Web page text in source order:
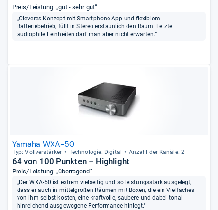
Preis/Leistung: „gut - sehr gut“
„Cleveres Konzept mit Smartphone-App und flexiblem
Batteriebetrieb, füllt in Stereo erstaunlich den Raum. Letzte
audiophile Feinheiten darf man aber nicht erwarten.“
Yamaha WXA-50
Typ: Voll­ver­stär­ker Tech­no­lo­gie: Digi­tal Anzahl der Kanäle: 2
64 von 100 Punkten – Highlight
Preis/Leistung: „überragend“
„Der WXA-50 ist extrem vielseitig und so leistungsstark ausgelegt,
dass er auch in mittelgroßen Räumen mit Boxen, die ein Vielfaches
von ihm selbst kosten, eine kraftvolle, saubere und dabei tonal
hinreichend ausgewogene Performance hinlegt.“